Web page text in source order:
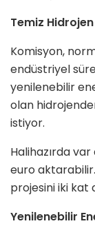
Temiz Hidrojen
Komisyon,
endüstriyel
yenilenebilir
olan
istiyor.
Halihazırda
euro
projesini iki kat
Yenilenebilir